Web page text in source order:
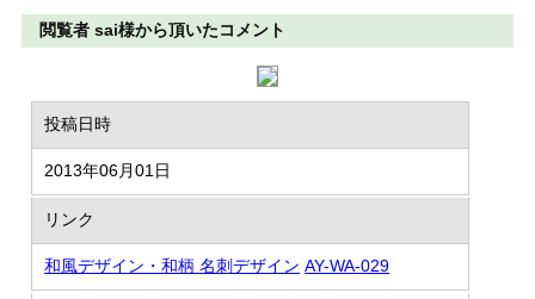
閲覧者 sai様から頂いたコメント
投稿日時
2013年06月01日
リンク
和風デザイン・和柄 名刺デザイン AY-WA-029